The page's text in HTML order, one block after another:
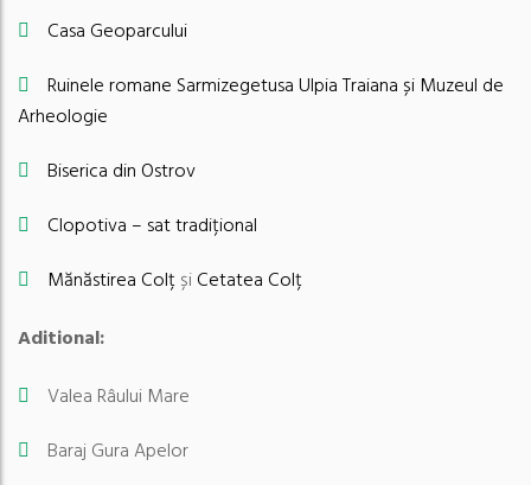
Casa Geoparcului
Ruinele romane Sarmizegetusa Ulpia Traiana și Muzeul de
Arheologie
Biserica din Ostrov
Clopotiva – sat tradițional
Mănăstirea Colț șiCetatea Colț
Aditional:
Valea Râului Mare
Baraj Gura Apelor